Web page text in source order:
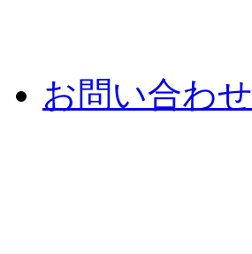
お問い合わせ